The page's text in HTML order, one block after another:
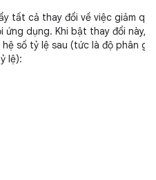
tất cả thay đổi về việc giảm
ứng dụng. Khi bật thay đổi này,
số tỷ lệ sau (tức là độ phân
lệ):